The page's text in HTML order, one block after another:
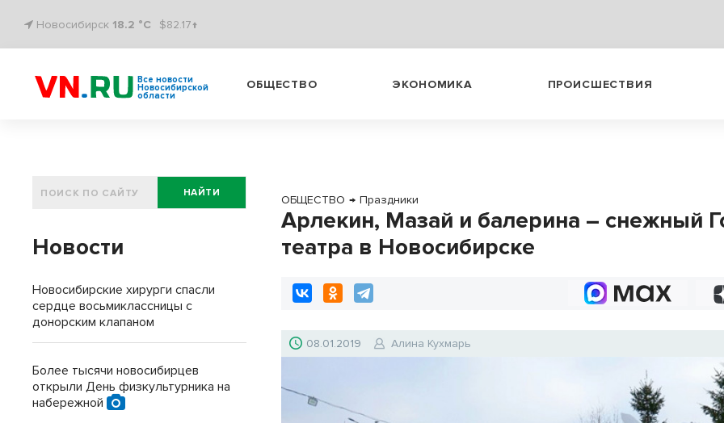
Новосибирск 18.2 °C $82.17↑
Все новости
Новосибирской
области
ОБЩЕСТВО ЭКОНОМИКА ПРОИСШЕСТВИЯ
ОБЩЕСТВО → Праздники
Арлекин, Мазай и балерина – снежный
театра в Новосибирске
08.01.2019 Алина Кухмарь
НАЙТИ
Новости
Новосибирские хирурги спасли
сердце восьмиклассницы с
донорским клапаном
Более тысячи новосибирцев
открыли День физкультурника на
набережной